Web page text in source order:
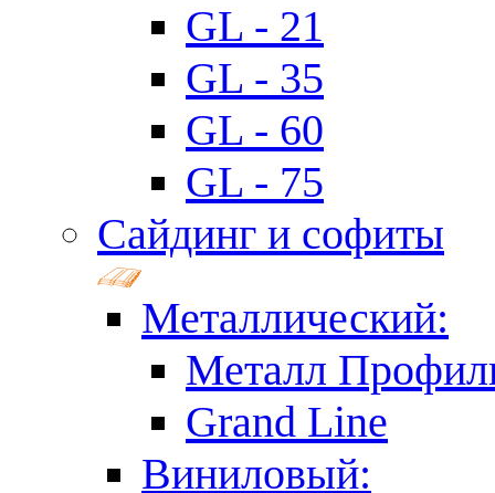
GL - 21
GL - 35
GL - 60
GL - 75
Сайдинг и софиты
Металлический:
Металл
Grand Line
Виниловый: